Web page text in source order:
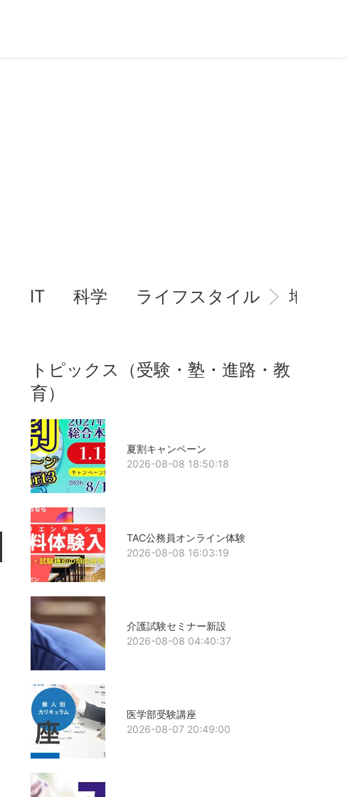
IT 科学 ライフスタイル 地域情
トピックス（受験・塾・進路・教
育）
夏割キャンペーン
2026-08-08 18:50:18
TAC公務員オンライン体験
2026-08-08 16:03:19
介護試験セミナー新設
2026-08-08 04:40:37
医学部受験講座
2026-08-07 20:49:00